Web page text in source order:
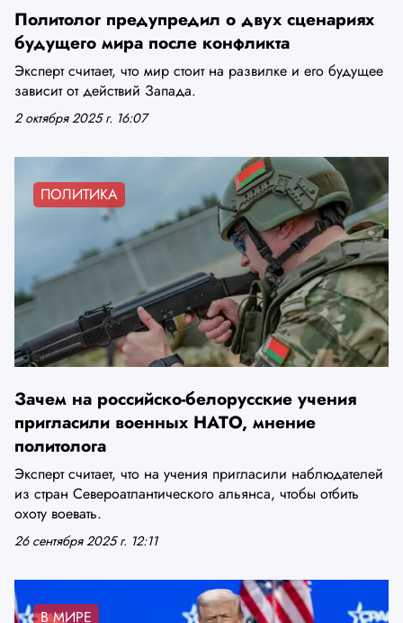
Политолог предупредил о двух сценариях
будущего мира после конфликта
Эксперт считает, что мир стоит на развилке и его будущее
зависит от действий Запада.
2 октября 2025 г. 16:07
ПОЛИТИКА
Зачем на российско-белорусские учения
пригласили военных НАТО, мнение
политолога
Эксперт считает, что на учения пригласили наблюдателей
из стран Североатлантического альянса, чтобы отбить
охоту воевать.
26 сентября 2025 г. 12:11
В МИРЕ